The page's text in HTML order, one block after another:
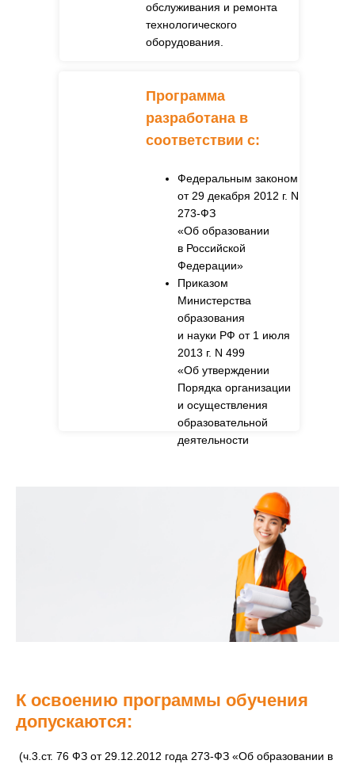
Федеральным законом
от 29 декабря 2012 г. N
273-ФЗ
«Об образовании
в Российской
Федерации»
Приказом
Министерства
образования
и науки РФ от 1 июля
2013 г. N 499
«Об утверждении
Порядка организации
и осуществления
образовательной
деятельности
Программа
разработана в
соответствии с:
обслуживания и ремонта
технологического
оборудования.
К освоению программы обучения
допускаются:
(ч.3.ст. 76 ФЗ от 29.12.2012 года 273-ФЗ «Об образовании в